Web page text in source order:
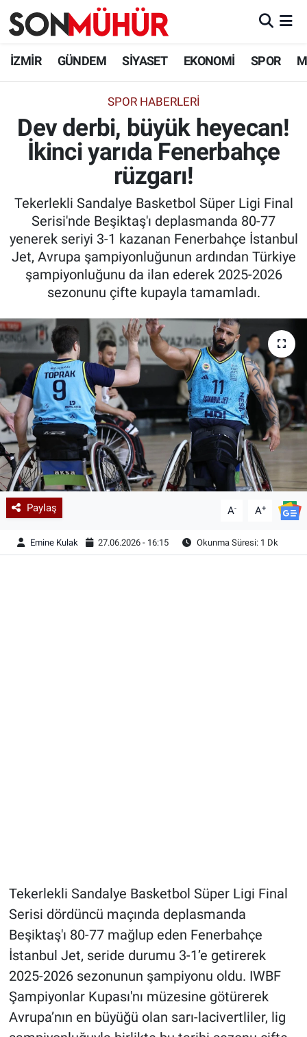
İZMİR GÜNDEM SİYASET EKONOMİ SPOR
SPOR HABERLERI
Dev derbi, büyük heyecan!
İkinci yarıda Fenerbahçe
rüzgarı!
Tekerlekli Sandalye Basketbol Süper Ligi Final
Serisi'nde Beşiktaş'ı deplasmanda 80-77
yenerek seriyi 3-1 kazanan Fenerbahçe İstanbul
Jet, Avrupa şampiyonluğunun ardından Türkiye
şampiyonluğunu da ilan ederek 2025-2026
sezonunu çifte kupayla tamamladı.
Paylaş A- A+
Emine Kulak 27.06.2026 - 16:15 Okunma Süresi: 1 Dk
Tekerlekli Sandalye Basketbol Süper Ligi Final
Serisi dördüncü maçında deplasmanda
Beşiktaş'ı 80-77 mağlup eden Fenerbahçe
İstanbul Jet, seride durumu 3-1’e getirerek
2025-2026 sezonunun şampiyonu oldu. IWBF
Şampiyonlar Kupası'nı müzesine götürerek
Avrupa’nın en büyüğü olan sarı-lacivertliler, lig
İzmir Nöbetçi Eczaneler
İzmir Namaz Vakitleri
İzmir Trafik Yoğunluk Haritası
Süper Lig Puan Durumu ve Fikstür
Tüm Manşetler
Son Dakika Haberleri
Haber Arşivi